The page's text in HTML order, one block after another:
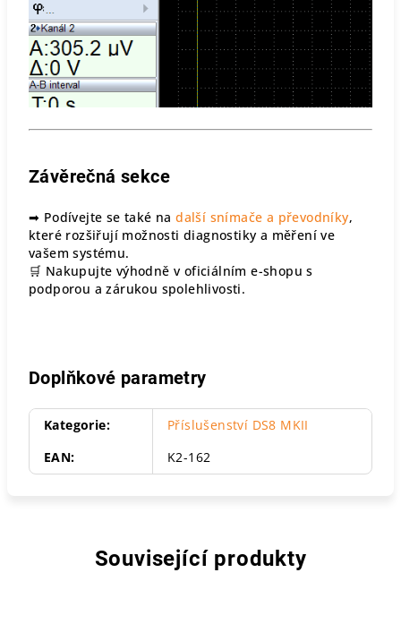
Závěrečná sekce
➡ Podívejte se také nadalší snímače a převodníky,
které rozšiřují možnosti diagnostiky a měření ve
vašem systému.
🛒 Nakupujte výhodně v oficiálním e-shopu s
podporou a zárukou spolehlivosti.
Doplňkové parametry
Kategorie:
Příslušenství DS8 MKII
EAN: K2-162
Související produkty